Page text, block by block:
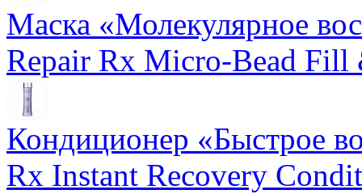
Маска «Молекулярное
Repair Rx Micro-Bead Fill
Кондиционер «Быстрое
Rx Instant Recovery